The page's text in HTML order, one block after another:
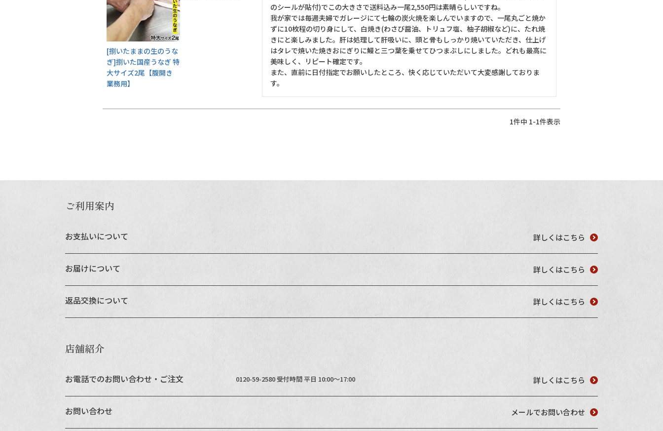
[捌いたままの生のうな
ぎ]捌いた国産うなぎ 特
大サイズ2尾【腹開き
業務用】
のシールが貼付)でこの大きさで送料込み一尾2,550円は素晴らしいですね。
我が家では毎週夫婦でガレージにて七輪の炭火焼を楽しんでいますので、一尾丸ごと焼か
ずに10枚程の切り身にして、白焼き(わさび醤油、トリュフ塩、柚子胡椒など)に、たれ焼
きにと楽しみました。肝は処理して肝吸いに、頭と骨もしっかり焼いていただき、仕上げ
はタレで焼いた焼きおにぎりに鰻と三つ葉を乗せてひつまぶしにしました。どれも最高に
美味しく、リピート確定です。
また、直前に日付指定でお願いしたところ、快く応じていただいて大変感謝しておりま
す。
1件中 1-1件表示
0120-59-2580
受付時間 平日10:00～17:00
業務用卸売も行っております
ご利用案内
お支払いについて 詳しくはこちら
お届けについて 詳しくはこちら
返品交換について 詳しくはこちら
店舗紹介
お電話でのお問い合わせ・ご注文 0120-59-2580 受付時間 平日 10:00～17:00 詳しくはこちら
お問い合わせ メールでお問い合わせ